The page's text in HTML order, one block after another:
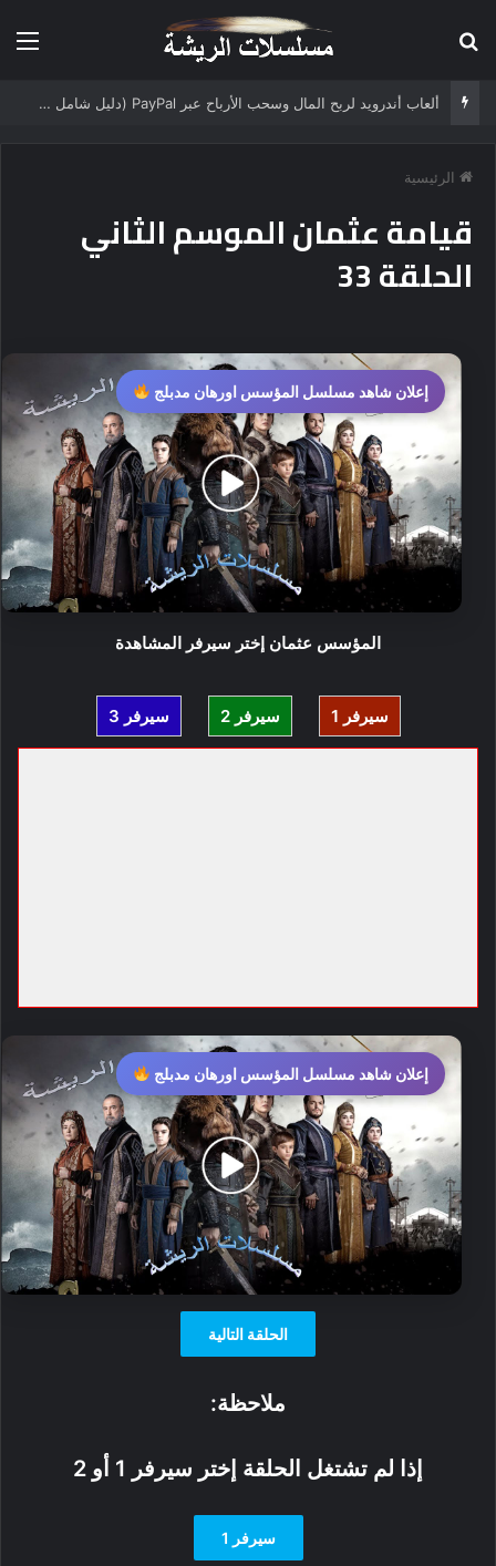
ألعاب أندرويد لربح المال وسحب الأرباح عبر PayPal (دليل شامل 2025)
الرئيسية
قيامة عثمان الموسم الثاني
الحلقة 33
إعلان شاهد مسلسل المؤسس اورهان مدبلج
المؤسس عثمان إختر سيرفر المشاهدة
سيرفر 1 سيرفر 2 سيرفر 3
إعلان شاهد مسلسل المؤسس اورهان مدبلج
الحلقة التالية
ملاحظة:
إذا لم تشتغل الحلقة إختر سيرفر 1 أو 2
سيرفر 1